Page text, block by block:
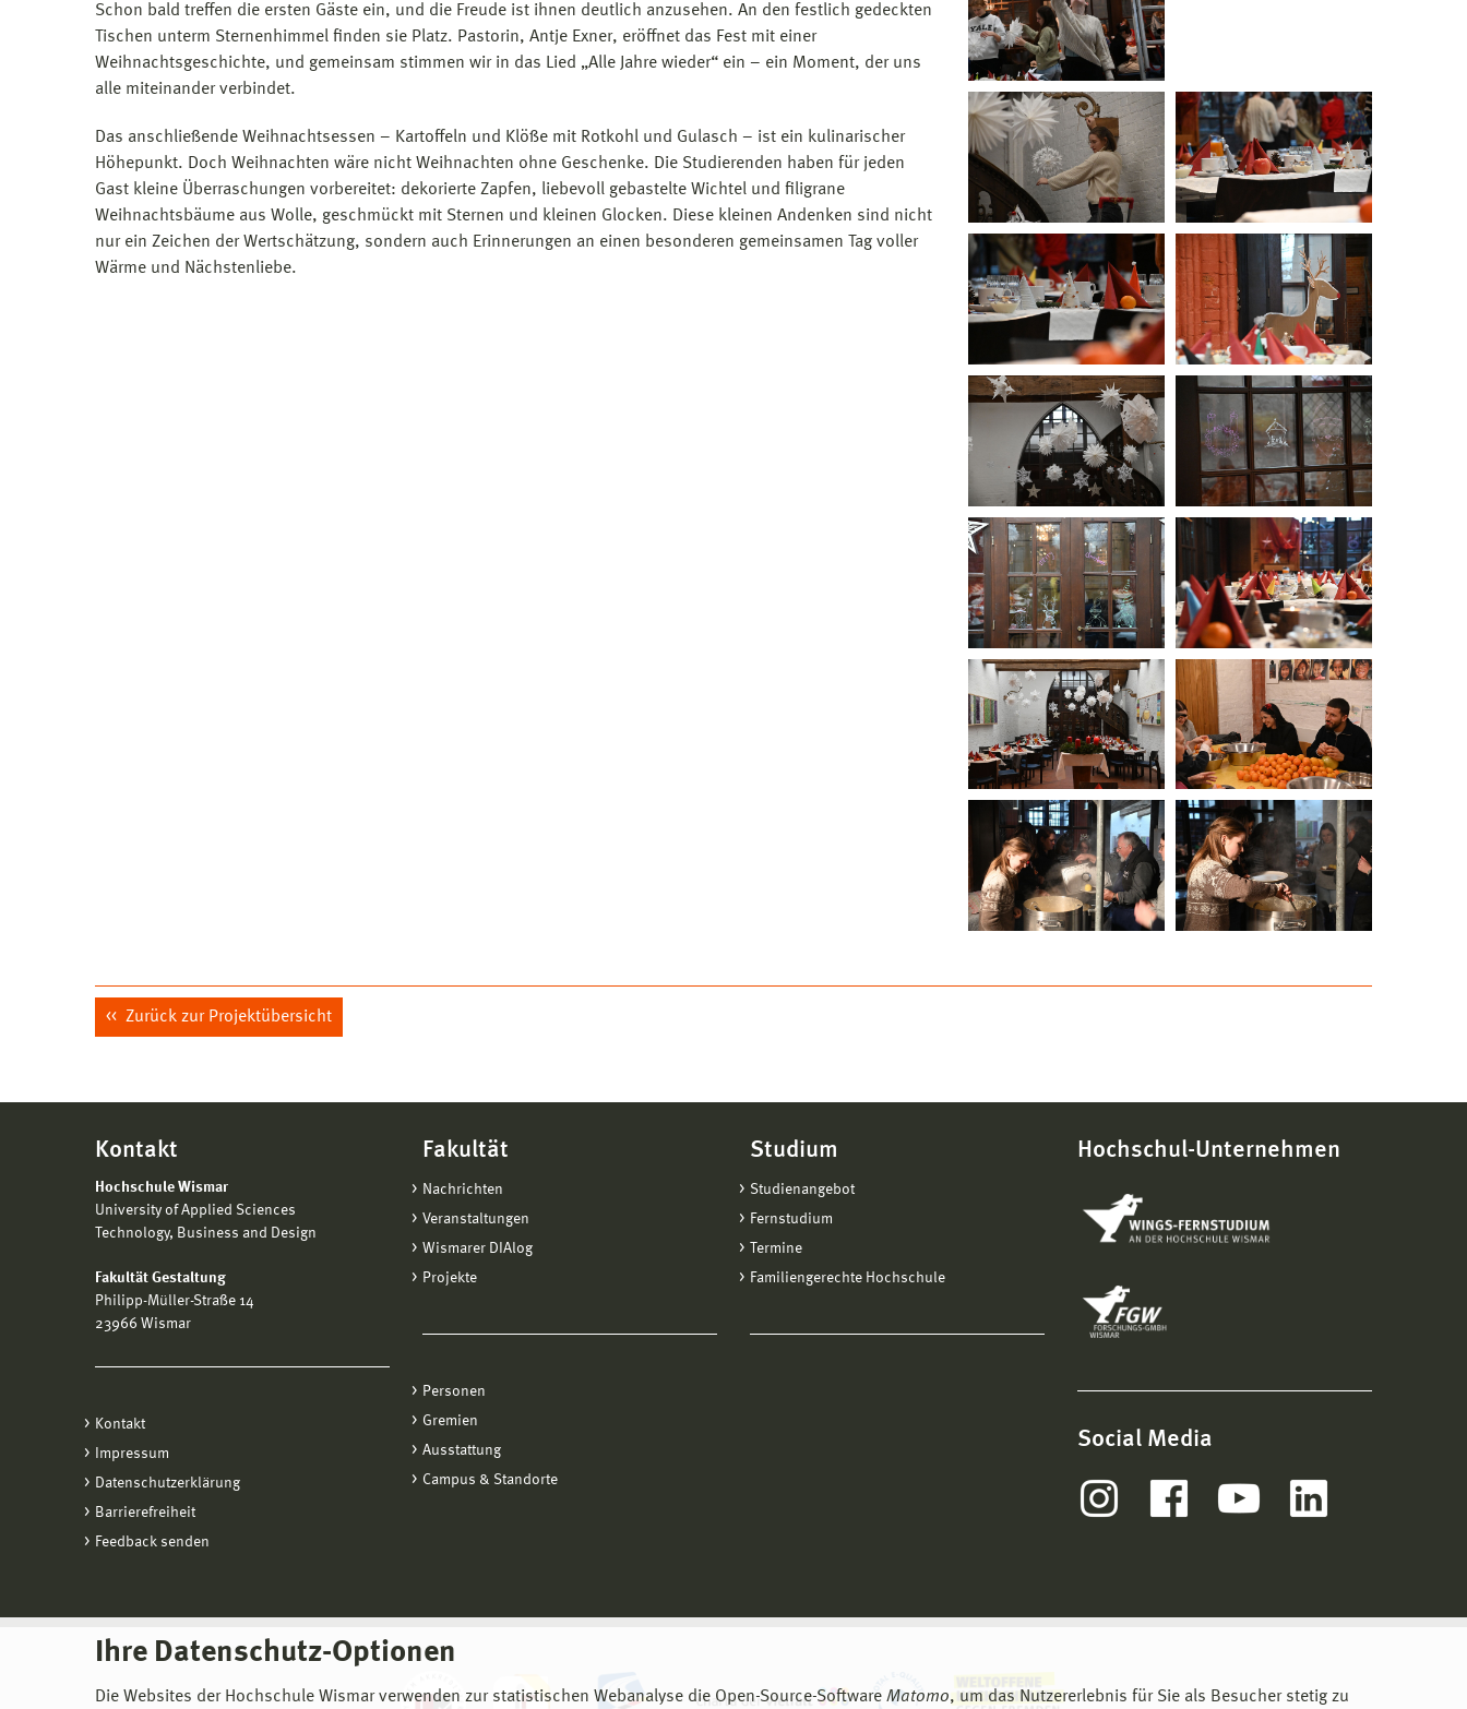
Ihre Datenschutz-Optionen
Die Websites der Hochschule Wismar verwenden zur statistischen Webanalyse die Open-Source-Software Matomo, um das Nutzererlebnis für Sie als Besucher stetig zu
Schon bald treffen die ersten Gäste ein, und die Freude ist ihnen deutlich anzusehen. An den festlich gedeckten
Tischen unterm Sternenhimmel finden sie Platz. Pastorin, Antje Exner, eröffnet das Fest mit einer
Weihnachtsgeschichte, und gemeinsam stimmen wir in das Lied „Alle Jahre wieder“ ein – ein Moment, der uns
alle miteinander verbindet.
Das anschließende Weihnachtsessen – Kartoffeln und Klöße mit Rotkohl und Gulasch – ist ein kulinarischer
Höhepunkt. Doch Weihnachten wäre nicht Weihnachten ohne Geschenke. Die Studierenden haben für jeden
Gast kleine Überraschungen vorbereitet: dekorierte Zapfen, liebevoll gebastelte Wichtel und filigrane
Weihnachtsbäume aus Wolle, geschmückt mit Sternen und kleinen Glocken. Diese kleinen Andenken sind nicht
nur ein Zeichen der Wertschätzung, sondern auch Erinnerungen an einen besonderen gemeinsamen Tag voller
Wärme und Nächstenliebe.
Zurück zur Projektübersicht
Kontakt
Hochschule Wismar
University of Applied Sciences
Technology, Business and Design
Fakultät Gestaltung
Philipp-Müller-Straße 14
23966 Wismar
Kontakt
Impressum
Datenschutzerklärung
Barrierefreiheit
Feedback senden
Fakultät
Nachrichten
Veranstaltungen
Wismarer DIAlog
Projekte
Personen
Gremien
Ausstattung
Campus & Standorte
Studium
Studienangebot
Fernstudium
Termine
Familiengerechte Hochschule
Hochschul-Unternehmen
Social Media